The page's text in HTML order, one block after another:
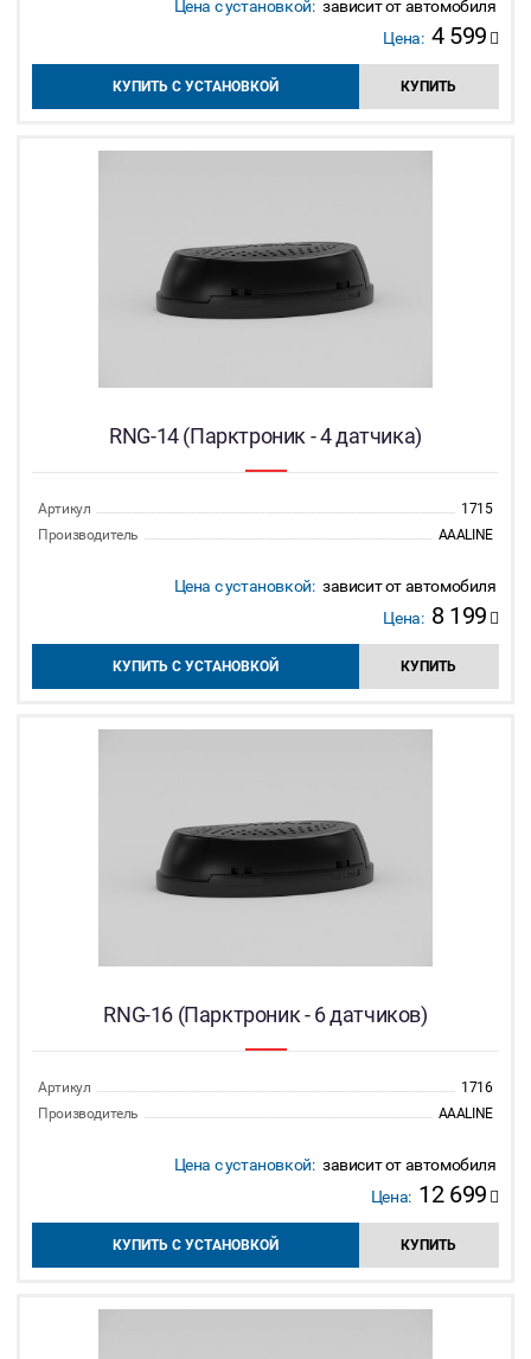
Цена с установкой: зависит от автомобиля
Цена: 4 599
КУПИТЬ С УСТАНОВКОЙ КУПИТЬ
RNG-14 (Парктроник - 4 датчика)
Артикул
1715
Производитель
AAALINE
Цена с установкой: зависит от автомобиля
Цена: 8 199
КУПИТЬ С УСТАНОВКОЙ КУПИТЬ
RNG-16 (Парктроник - 6 датчиков)
Артикул
1716
Производитель
AAALINE
Цена с установкой: зависит от автомобиля
Цена: 12 699
КУПИТЬ С УСТАНОВКОЙ КУПИТЬ